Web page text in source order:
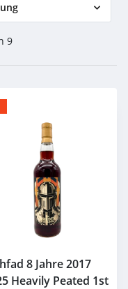
9
8 Jahre 2017
Heavily Peated 1st